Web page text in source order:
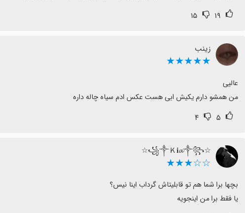
۱۹ ۱۵
زینب
★★★★★
من همشو دارم یکیش ابی هست عکس ادم سیاه چاله داره
۵ ۴
☆꧁༒Ｋ𝐢𝓪༒꧂☆
☆☆★★★
یا فقط برا من اینجویه